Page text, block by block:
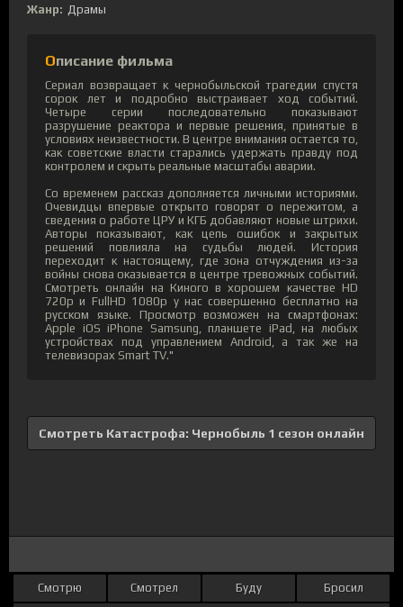
Жанр: Драмы
Описание фильма
Сериал возвращает к чернобыльской трагедии спустя
сорок лет и подробно выстраивает ход событий.
Четыре серии последовательно показывают
разрушение реактора и первые решения, принятые в
условиях неизвестности. В центре внимания остается то,
как советские власти старались удержать правду под
контролем и скрыть реальные масштабы аварии.
Со временем рассказ дополняется личными историями.
Очевидцы впервые открыто говорят о пережитом, а
сведения о работе ЦРУ и КГБ добавляют новые штрихи.
Авторы показывают, как цепь ошибок и закрытых
решений повлияла на судьбы людей. История
переходит к настоящему, где зона отчуждения из-за
войны снова оказывается в центре тревожных событий.
Смотреть онлайн на Киного в хорошем качестве HD
720p и FullHD 1080p у нас совершенно бесплатно на
русском языке. Просмотр возможен на смартфонах:
Apple iOS iPhone Samsung, планшете iPad, на любых
устройствах под управлением Android, а так же на
телевизорах Smart TV."
Смотреть Катастрофа: Чернобыль 1 сезон онлайн
Смотрю Смотрел Буду Бросил